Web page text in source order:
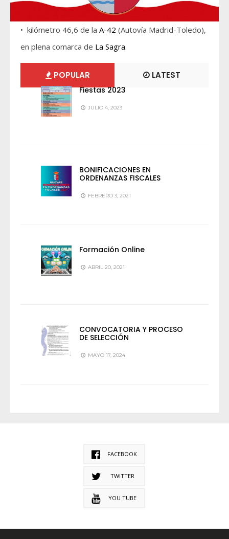
• kilómetro 46,6 de la A-42 (Autovía Madrid-Toledo),
en plena comarca de La Sagra.
POPULAR LATEST
Fiestas 2023
JULIO 4, 2023
BONIFICACIONES EN
ORDENANZAS FISCALES
FEBRERO 3, 2021
Formación Online
ABRIL 20, 2021
CONVOCATORIA Y PROCESO
DE SELECCIÓN
MAYO 17, 2024
FACEBOOK
TWITTER
YOU TUBE